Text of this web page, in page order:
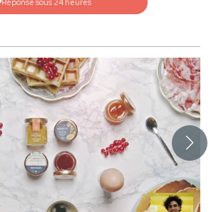
Réponse sous 24 heures